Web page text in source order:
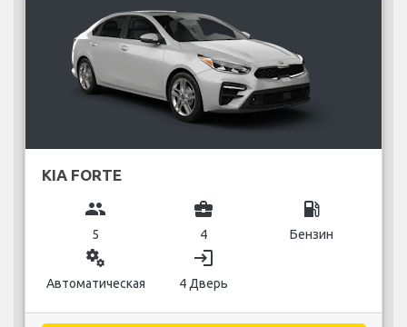
KIA FORTE
group
5
business_center
4
local_gas_station
Бензин
miscellaneous_services
Автоматическая
login
4 Дверь